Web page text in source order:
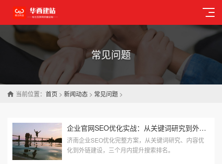
常见问题
当前位置： 首页 > 新闻动态 > 常见问题 >
企业官网SEO优化实战：从关键词研究到外链建设的完整指南
济南企业SEO优化完整方案，从关键词研究、内容优
化到外链建设，三个月内提升搜索排名。